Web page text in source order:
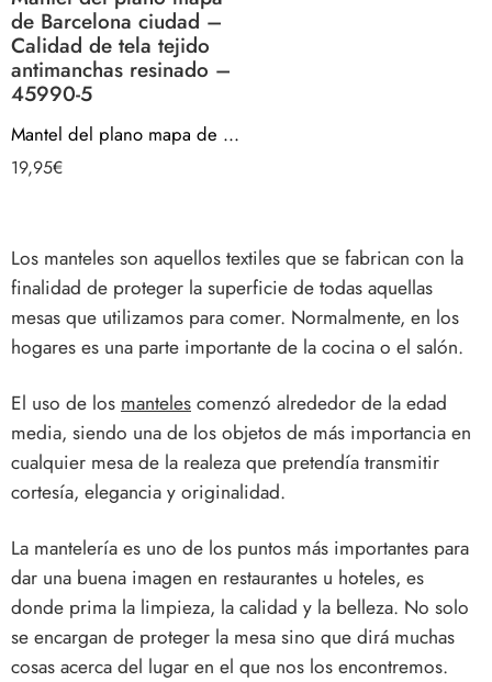
de Barcelona ciudad –
Calidad de tela tejido
antimanchas resinado –
45990-5
Mantel del plano mapa de Barcelona ciudad – Calidad de tela tejido antimanchas resinado – 45990-5
19,95€
Los manteles son aquellos textiles que se fabrican con la
finalidad de proteger la superficie de todas aquellas
mesas que utilizamos para comer. Normalmente, en los
hogares es una parte importante de la cocina o el salón.
El uso de los mantelescomenzó alrededor de la edad
media, siendo una de los objetos de más importancia en
cualquier mesa de la realeza que pretendía transmitir
cortesía, elegancia y originalidad.
La mantelería es uno de los puntos más importantes para
dar una buena imagen en restaurantes u hoteles, es
donde prima la limpieza, la calidad y la belleza. No solo
se encargan de proteger la mesa sino que dirá muchas
cosas acerca del lugar en el que nos los encontremos.